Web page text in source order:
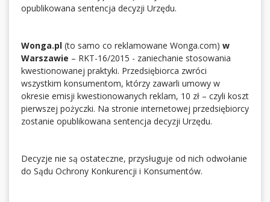
opublikowana sentencja decyzji Urzędu.
Wonga.pl (to samo co reklamowane Wonga.com) w
Warszawie – RKT-16/2015 - zaniechanie stosowania
kwestionowanej praktyki. Przedsiębiorca zwróci
wszystkim konsumentom, którzy zawarli umowy w
okresie emisji kwestionowanych reklam, 10 zł – czyli koszt
pierwszej pożyczki. Na stronie internetowej przedsiębiorcy
zostanie opublikowana sentencja decyzji Urzędu.
Decyzje nie są ostateczne, przysługuje od nich odwołanie
do Sądu Ochrony Konkurencji i Konsumentów.